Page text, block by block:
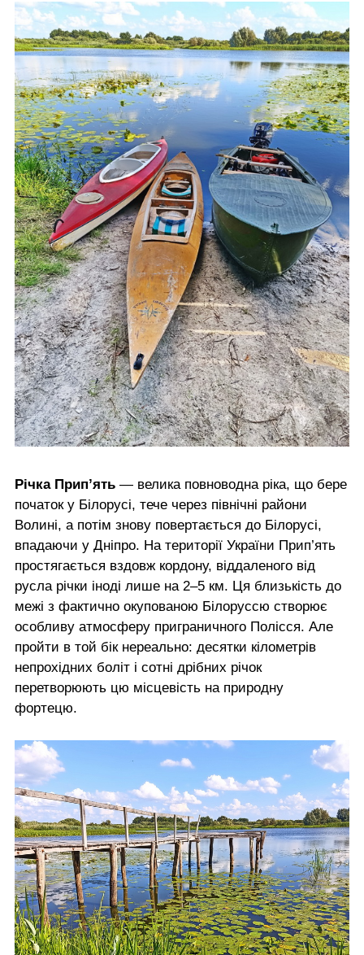
Річка Прип’ять — велика повноводна ріка, що бере
початок у Білорусі, тече через північні райони
Волині, а потім знову повертається до Білорусі,
впадаючи у Дніпро. На території України Прип’ять
простягається вздовж кордону, віддаленого від
русла річки іноді лише на 2–5 км. Ця близькість до
межі з фактично окупованою Білоруссю створює
особливу атмосферу приграничного Полісся. Але
пройти в той бік нереально: десятки кілометрів
непрохідних боліт і сотні дрібних річок
перетворюють цю місцевість на природну
фортецю.